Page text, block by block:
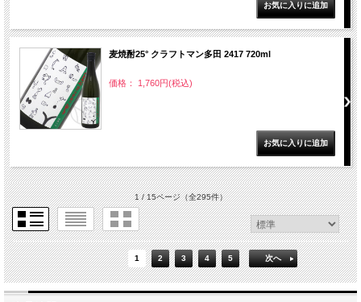
麦焼酎25° クラフトマン多田 2417 720ml
価格： 1,760円(税込)
1 / 15ページ（全295件）
1 2 3 4 5 次へ